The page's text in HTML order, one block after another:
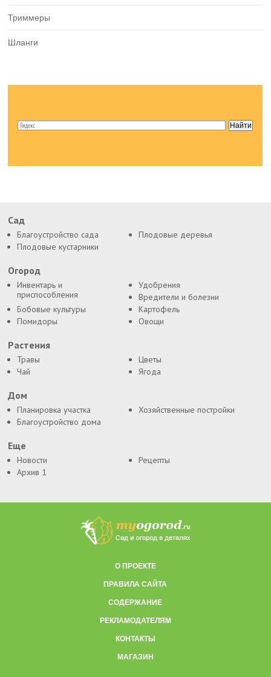
Триммеры
Шланги
Сад
Благоустройство сада
Плодовые деревья
Плодовые кустарники
Огород
Инвентарь и
приспособления
Удобрения
Вредители и болезни
Бобовые культуры
Картофель
Помидоры
Овощи
Растения
Травы
Цветы
Чай
Ягода
Дом
Планировка участка
Хозяйственные постройки
Благоустройство дома
Еще
Новости
Рецепты
Архив 1
О ПРОЕКТЕ
ПРАВИЛА САЙТА
СОДЕРЖАНИЕ
РЕКЛАМОДАТЕЛЯМ
КОНТАКТЫ
МАГАЗИН